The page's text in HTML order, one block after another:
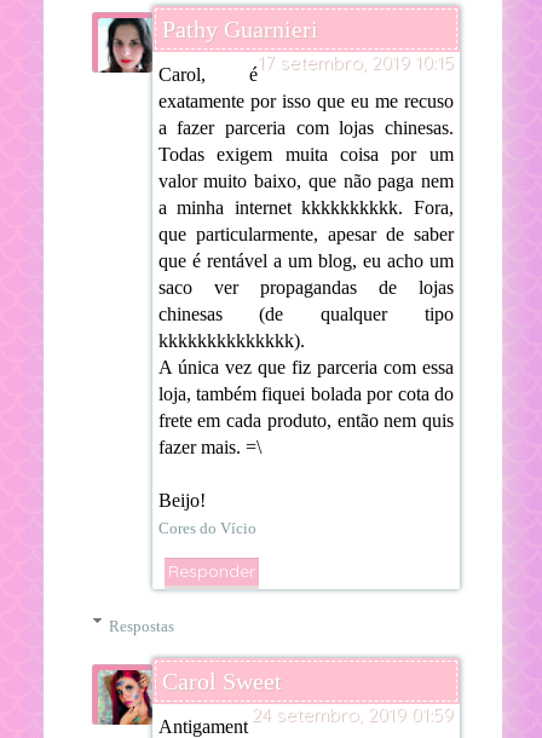
Pathy Guarnieri
17 setembro, 2019 10:15
Carol, é
exatamente por isso que eu me recuso
a fazer parceria com lojas chinesas.
Todas exigem muita coisa por um
valor muito baixo, que não paga nem
a minha internet kkkkkkkkkk. Fora,
que particularmente, apesar de saber
que é rentável a um blog, eu acho um
saco ver propagandas de lojas
chinesas (de qualquer tipo
kkkkkkkkkkkkkk).
A única vez que fiz parceria com essa
loja, também fiquei bolada por cota do
frete em cada produto, então nem quis
fazer mais. =\
Beijo!
Cores do Vício
Responder
Respostas
Carol Sweet
24 setembro, 2019 01:59
Antigament